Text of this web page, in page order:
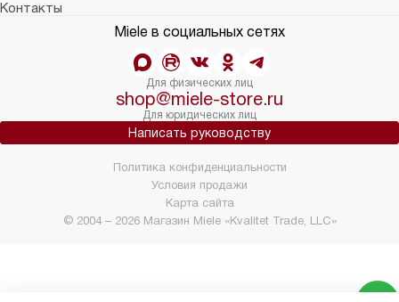
Контакты
Miele в социальных сетях
Для физических лиц
shop@miele-store.ru
Для юридических лиц
Написать руководству
© 2004 – 2026 Магазин Miele «Kvalitet Trade, LLC»
Политика конфиденциальности
Условия продажи
Карта сайта